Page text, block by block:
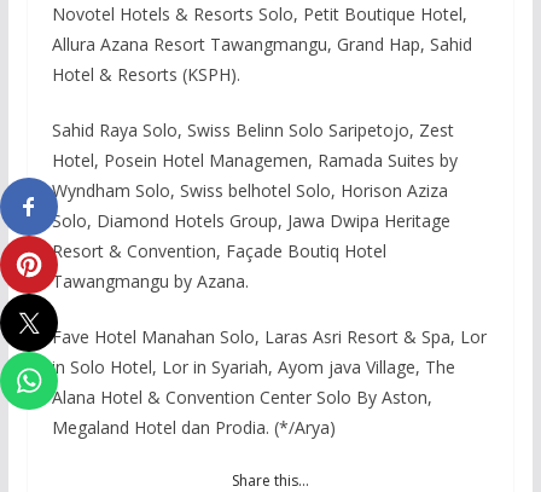
Novotel Hotels & Resorts Solo, Petit Boutique Hotel,
Allura Azana Resort Tawangmangu, Grand Hap, Sahid
Hotel & Resorts (KSPH).
Sahid Raya Solo, Swiss Belinn Solo Saripetojo, Zest
Hotel, Posein Hotel Managemen, Ramada Suites by
Wyndham Solo, Swiss belhotel Solo, Horison Aziza
Solo, Diamond Hotels Group, Jawa Dwipa Heritage
Resort & Convention, Façade Boutiq Hotel
Tawangmangu by Azana.
Fave Hotel Manahan Solo, Laras Asri Resort & Spa, Lor
in Solo Hotel, Lor in Syariah, Ayom java Village, The
Alana Hotel & Convention Center Solo By Aston,
Megaland Hotel dan Prodia. (*/Arya)
Share this…